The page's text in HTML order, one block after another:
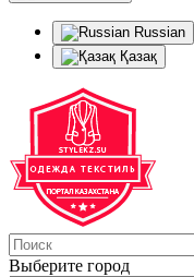
Russian
Қазақ
Выберите город